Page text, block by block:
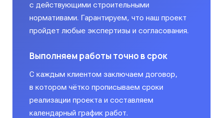
с действующими строительными
нормативами. Гарантируем, что наш проект
пройдет любые экспертизы и согласования.
Выполняем работы точно в срок
С каждым клиентом заключаем договор,
в котором чётко прописываем сроки
реализации проекта и составляем
календарный график работ.